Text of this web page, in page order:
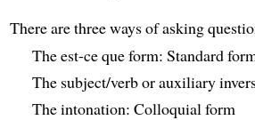
There are three ways of asking
The est-ce que form: Standard
The subject/verb or auxiliary
The intonation: Colloquial form